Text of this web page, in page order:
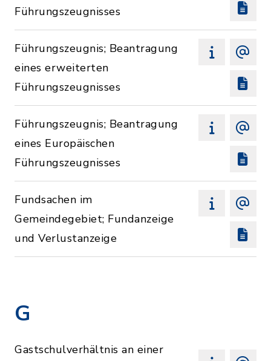
Führungszeugnisses
Führungszeugnis; Beantragung
eines erweiterten
Führungszeugnisses
Führungszeugnis; Beantragung
eines Europäischen
Führungszeugnisses
Fundsachen im
Gemeindegebiet; Fundanzeige
und Verlustanzeige
G
Gastschulverhältnis an einer